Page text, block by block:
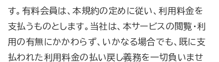
す。有料会員は、本規約の定めに従い、利用料金を
支払うものとします。当社は、本サービスの閲覧・利
用の有無にかかわらず、いかなる場合でも、既に支
払われた利用料金の払い戻し義務を一切負いませ